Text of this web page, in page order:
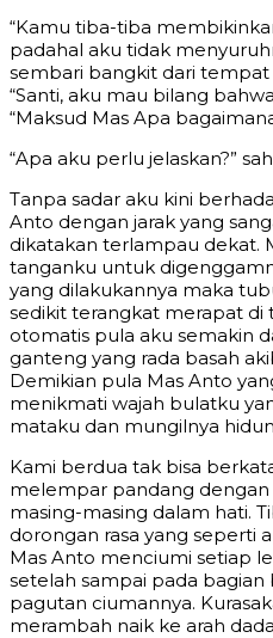
“Kamu tiba-tiba
padahal aku tidak
sembari bangkit dari tempat
“Santi, aku mau bilang
“Maksud Mas Apa
“Apa aku perlu jelaskan?”
Tanpa sadar aku kini
Anto dengan jarak yang
dikatakan terlampau dekat.
tanganku untuk
yang dilakukannya maka
sedikit terangkat merapat di
otomatis pula aku semakin
ganteng yang rada basah
Demikian pula Mas Anto
menikmati wajah bulatku
mataku dan mungilnya
Kami berdua tak bisa
melempar pandang dengan
masing-masing dalam hati.
dorongan rasa yang seperti
Mas Anto menciumi setiap
setelah sampai pada
pagutan ciumannya.
merambah naik ke arah